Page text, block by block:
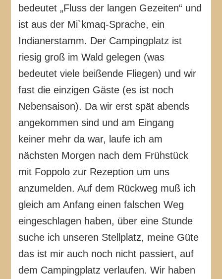
bedeutet „Fluss der langen Gezeiten“ und
ist aus der Mi`kmaq-Sprache, ein
Indianerstamm. Der Campingplatz ist
riesig groß im Wald gelegen (was
bedeutet viele beißende Fliegen) und wir
fast die einzigen Gäste (es ist noch
Nebensaison). Da wir erst spät abends
angekommen sind und am Eingang
keiner mehr da war, laufe ich am
nächsten Morgen nach dem Frühstück
mit Foppolo zur Rezeption um uns
anzumelden. Auf dem Rückweg muß ich
gleich am Anfang einen falschen Weg
eingeschlagen haben, über eine Stunde
suche ich unseren Stellplatz, meine Güte
das ist mir auch noch nicht passiert, auf
dem Campingplatz verlaufen. Wir haben